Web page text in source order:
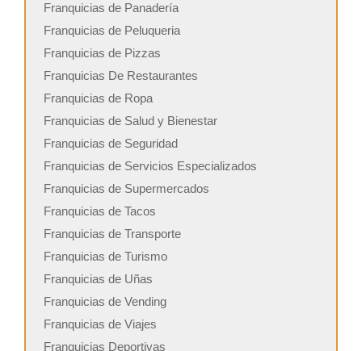
Franquicias de Panadería
Franquicias de Peluqueria
Franquicias de Pizzas
Franquicias De Restaurantes
Franquicias de Ropa
Franquicias de Salud y Bienestar
Franquicias de Seguridad
Franquicias de Servicios Especializados
Franquicias de Supermercados
Franquicias de Tacos
Franquicias de Transporte
Franquicias de Turismo
Franquicias de Uñas
Franquicias de Vending
Franquicias de Viajes
Franquicias Deportivas